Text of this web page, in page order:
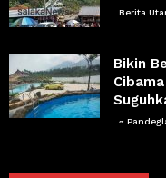
Berita
Bikin
~